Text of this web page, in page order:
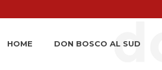
HOME DON BOSCO AL SUD